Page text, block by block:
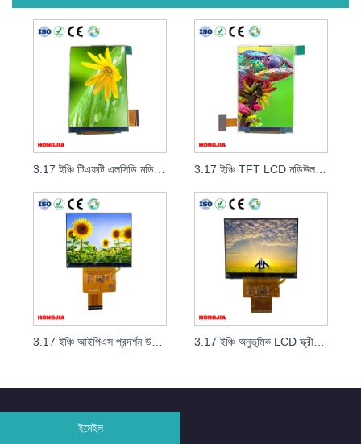
3.17 ইঞ্চি টিএফটি এলসিডি মডিউল 45 পিন
3.17 ইঞ্চি আইপিএস প্রদর্শন উচ্চ রেজোলিউশন 1024x768
ইমেইল